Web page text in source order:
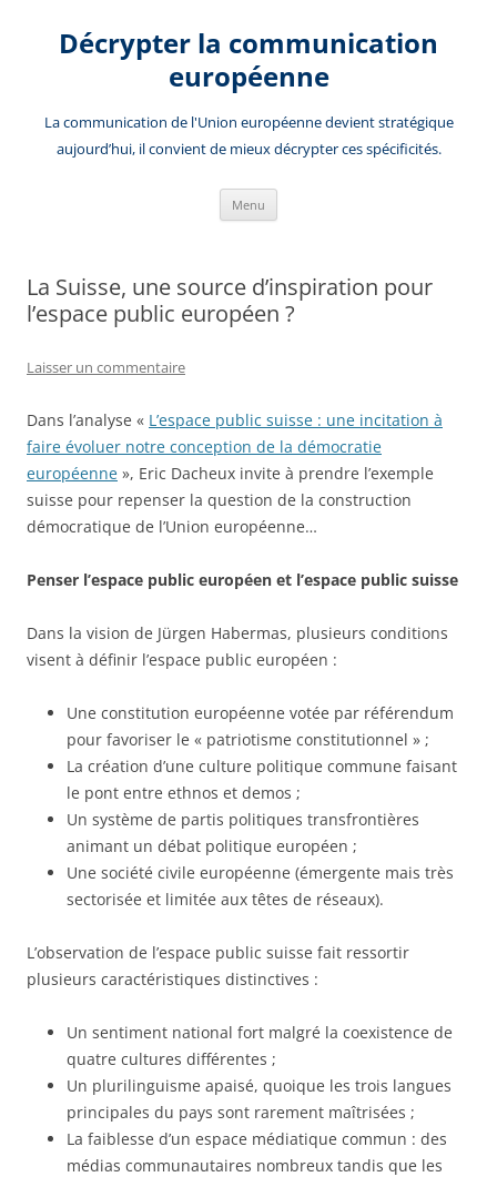
contenuDécrypter la communication
européenne
La communication de l'Union européenne devient stratégique
aujourd’hui, il convient de mieux décrypter ces spécificités.
Menu
La Suisse, une source d’inspiration pour
l’espace public européen ?
Laisser un commentaire
Dans l’analyse « L’espace public suisse : une incitation à
faire évoluer notre conception de la démocratie
européenne », Eric Dacheux invite à prendre l’exemple
suisse pour repenser la question de la construction
démocratique de l’Union européenne…
Penser l’espace public européen et l’espace public suisse
Dans la vision de Jürgen Habermas, plusieurs conditions
visent à définir l’espace public européen :
Une constitution européenne votée par référendum
pour favoriser le « patriotisme constitutionnel » ;
La création d’une culture politique commune faisant
le pont entre ethnos et demos ;
Un système de partis politiques transfrontières
animant un débat politique européen ;
Une société civile européenne (émergente mais très
sectorisée et limitée aux têtes de réseaux).
L’observation de l’espace public suisse fait ressortir
plusieurs caractéristiques distinctives :
Un sentiment national fort malgré la coexistence de
quatre cultures différentes ;
Un plurilinguisme apaisé, quoique les trois langues
principales du pays sont rarement maîtrisées ;
La faiblesse d’un espace médiatique commun : des
médias communautaires nombreux tandis que les